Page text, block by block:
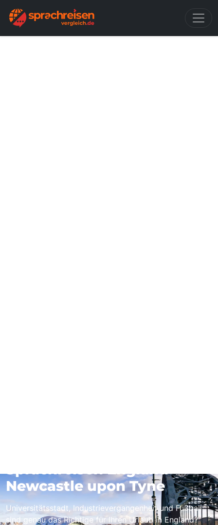
Newcastle upon Tyne
Universitätsstadt, Industrievergangenheit und Fußball
sind genau das Richtige für Ihren Urlaub in England?